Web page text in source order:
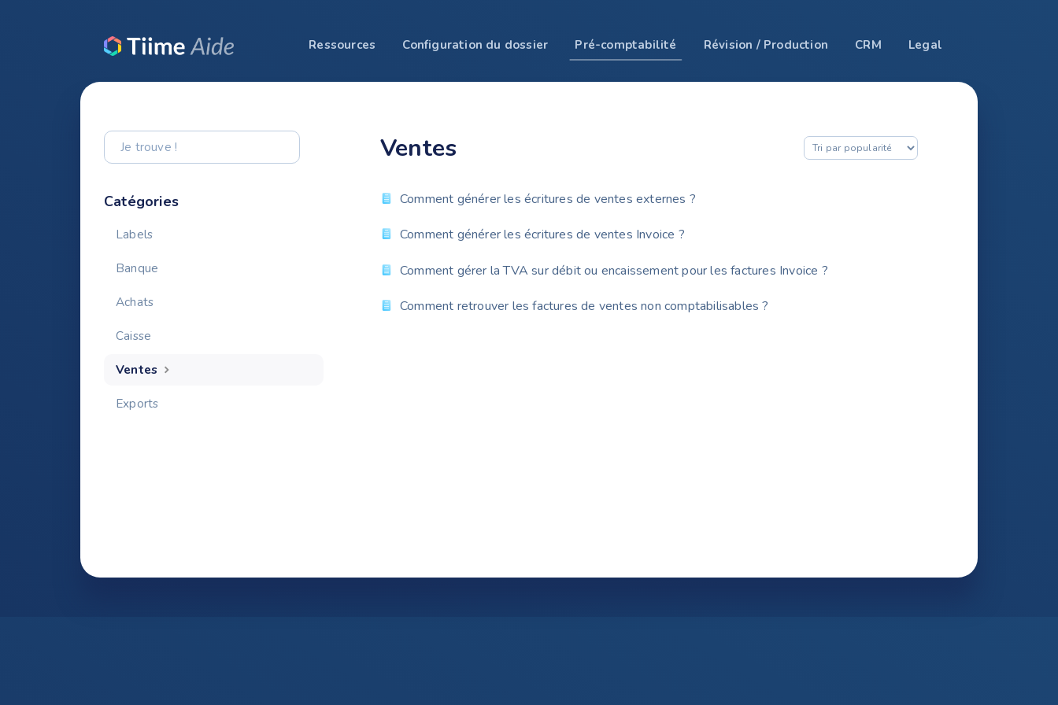
Ressources Configuration du dossier Pré-comptabilité Révision / Production CRM Legal
Ventes
Comment générer les écritures de ventes externes ?
Comment générer les écritures de ventes Invoice ?
Comment gérer la TVA sur débit ou encaissement pour les factures Invoice ?
Comment retrouver les factures de ventes non comptabilisables ?
Search
Catégories
Labels
Banque
Achats
Caisse
Ventes
Exports